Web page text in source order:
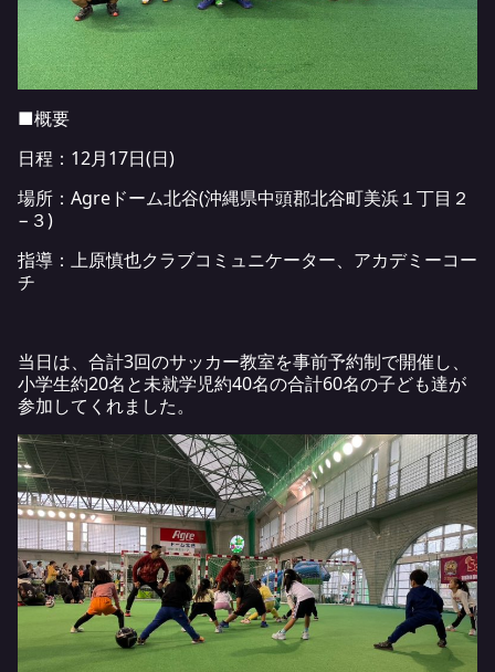
■概要
日程：12月17日(日)
場所：Agreドーム北谷(沖縄県中頭郡北谷町美浜１丁目２
−３)
指導：上原慎也クラブコミュニケーター、アカデミーコー
チ
当日は、合計3回のサッカー教室を事前予約制で開催し、
小学生約20名と未就学児約40名の合計60名の子ども達が
参加してくれました。